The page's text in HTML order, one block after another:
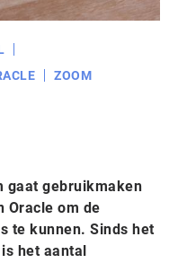
ZOOM
gaat gebruikmaken
Oracle om de
te kunnen. Sinds het
het aantal